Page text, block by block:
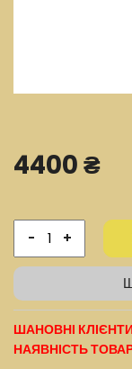
4400 ₴
- +
ШАНОВНІ
НАЯВНІСТЬ